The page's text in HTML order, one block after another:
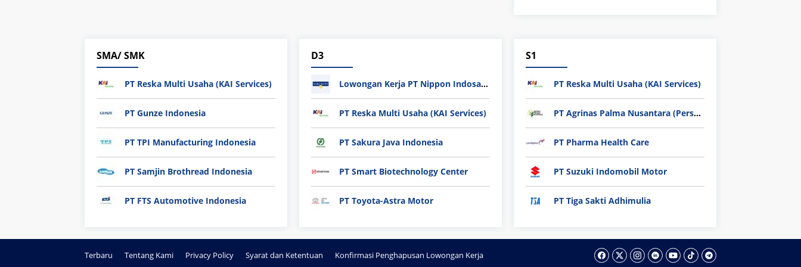
SMA/ SMK
PT Reska Multi Usaha (KAI Services)
PT Gunze Indonesia
PT TPI Manufacturing Indonesia
PT Samjin Brothread Indonesia
PT FTS Automotive Indonesia
D3
Lowongan Kerja PT Nippon Indosari Corpindo Tbk. Bulan Agustus 2026
PT Reska Multi Usaha (KAI Services)
PT Sakura Java Indonesia
PT Smart Biotechnology Center
PT Toyota-Astra Motor
S1
PT Reska Multi Usaha (KAI Services)
PT Agrinas Palma Nusantara (Persero)
PT Pharma Health Care
PT Suzuki Indomobil Motor
PT Tiga Sakti Adhimulia
Terbaru Tentang Kami Privacy Policy Syarat dan Ketentuan Konfirmasi Penghapusan Lowongan Kerja